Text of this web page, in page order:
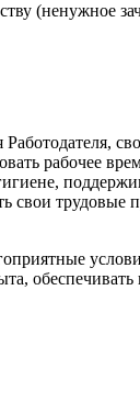
(ненужное
рабочее
свои